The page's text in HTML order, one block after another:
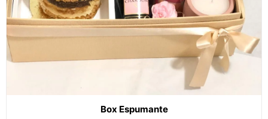
Box Espumante